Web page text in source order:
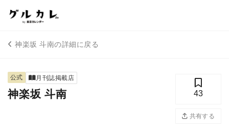
神楽坂 斗南の詳細に戻る
公式 月刊誌掲載店
神楽坂 斗南 43
共有する